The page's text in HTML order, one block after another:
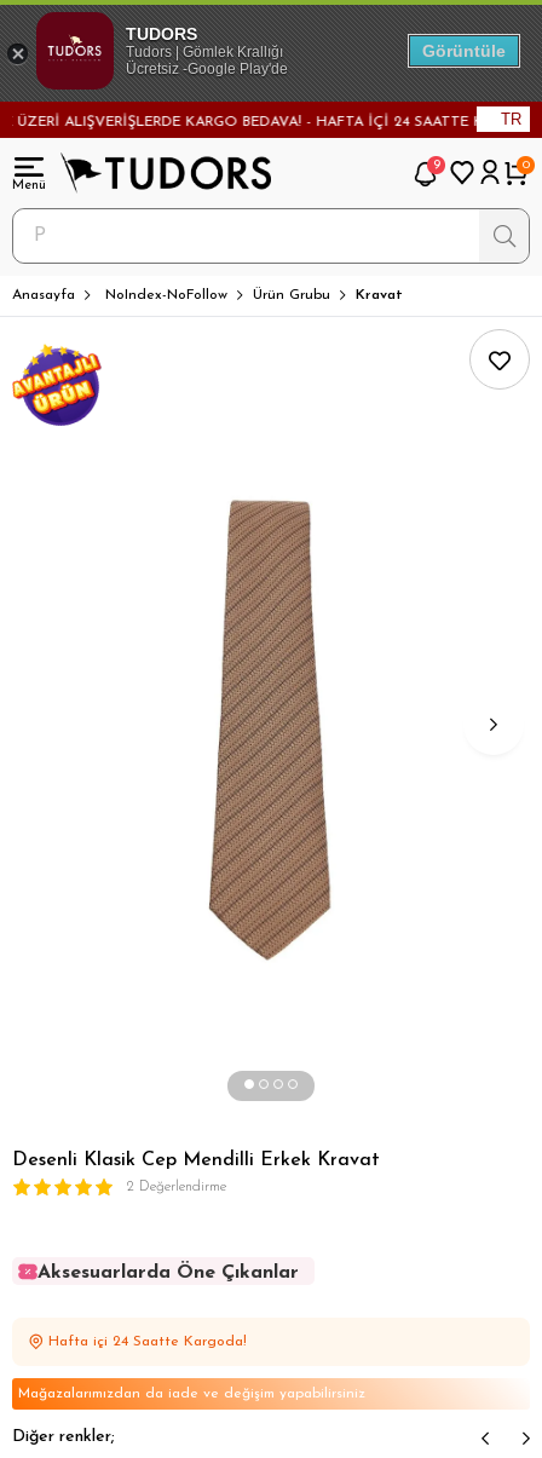
ALIŞVERİŞLERDE KARGO BEDAVA! - HAFTA İÇİ 24 SAATTE KARGODA!
TR
9 0
Anasayfa NoIndex-NoFollow Ürün Grubu Kravat
Desenli Klasik Cep Mendilli Erkek Kravat
2 Değerlendirme
Aksesuarlarda Öne Çıkanlar
Aksesuarlarda Öne Çıkanlar
Hafta içi 24 Saatte Kargoda!
Mağazalarımızdan da iade ve değişim yapabilirsiniz
Diğer renkler;
TUDORS
Tudors | Gömlek Krallığı
Ücretsiz -Google Play'de
Görüntüle